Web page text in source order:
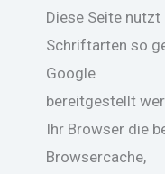
Diese Seite
Schriftarten so
Google
bereitgestellt
Ihr Browser die
Browsercache,